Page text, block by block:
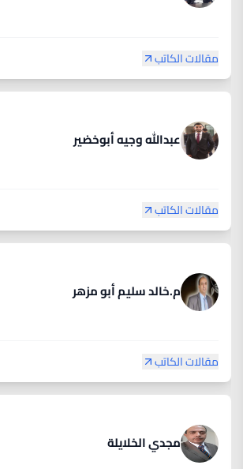
مقالات الكاتب
عبدالله وجيه أبوخضير
مقالات الكاتب
م.خالد سليم أبو مزهر
مقالات الكاتب
مجدي الخلايلة